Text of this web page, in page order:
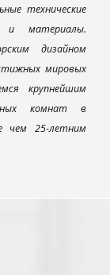
технические
и материалы.
дизайном
мировых
крупнейшим
комнат в
чем 25-летним